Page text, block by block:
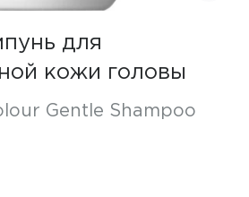
для
кожи головы
Gentle Shampoo